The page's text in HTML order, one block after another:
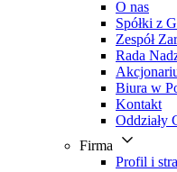
O nas
Spółki z
Zespół
Rada
Biura w
Kontakt
Oddziały
Firma
Profil i